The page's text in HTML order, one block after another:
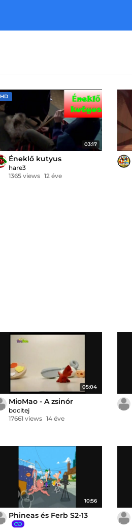
HD
03:17
Éneklő kutyus
hare3
1365 views 12 éve
05:04
MioMao - A zsinór
bocitej
17661 views 14 éve
10:56
Phineas és Ferb S2-13